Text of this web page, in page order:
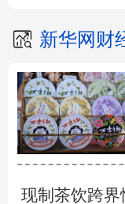
新华网财
现制茶饮跨界